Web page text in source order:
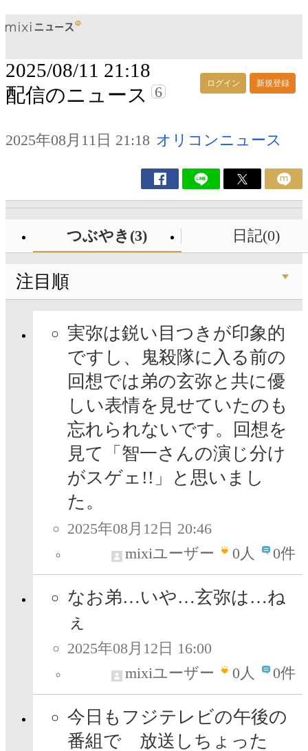
ログイン 新規登録
2025/08/11 21:18
配信のニュース
6
2025年08月11日 21:18 オリコンニュース
つぶやき(3) 日記(0)
注目順
実弥は鋭い目つきが印象的
ですし、鬼殺隊に入る前の
回想では弟の玄弥と共に優
しい表情を見せていたのも
忘れられないです。回想を
見て「智一さんの演じ分け
がスゲェ!!」と思いまし
た。
2025年08月12日 20:46
mixiユーザー
0人 0件
なお弟…いや…玄弥は…ね
ぇ
2025年08月12日 16:00
mixiユーザー
0人 0件
今日もフジテレビの午後の
番組で 放送しちょった